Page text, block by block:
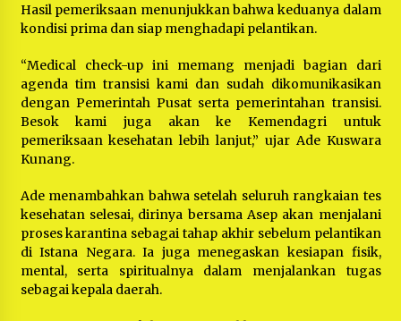
Hasil pemeriksaan menunjukkan bahwa keduanya dalam
kondisi prima dan siap menghadapi pelantikan.
“Medical check-up ini memang menjadi bagian dari
agenda tim transisi kami dan sudah dikomunikasikan
dengan Pemerintah Pusat serta pemerintahan transisi.
Besok kami juga akan ke Kemendagri untuk
pemeriksaan kesehatan lebih lanjut,” ujar Ade Kuswara
Kunang.
Ade menambahkan bahwa setelah seluruh rangkaian tes
kesehatan selesai, dirinya bersama Asep akan menjalani
proses karantina sebagai tahap akhir sebelum pelantikan
di Istana Negara. Ia juga menegaskan kesiapan fisik,
mental, serta spiritualnya dalam menjalankan tugas
sebagai kepala daerah.